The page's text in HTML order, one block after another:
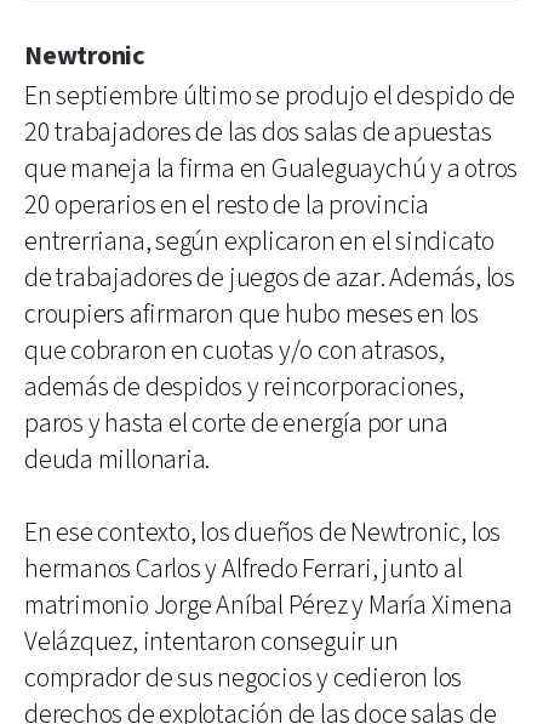
Newtronic
En septiembre último se produjo el despido de
20 trabajadores de las dos salas de apuestas
que maneja la firma en Gualeguaychú y a otros
20 operarios en el resto de la provincia
entrerriana, según explicaron en el sindicato
de trabajadores de juegos de azar. Además, los
croupiers afirmaron que hubo meses en los
que cobraron en cuotas y/o con atrasos,
además de despidos y reincorporaciones,
paros y hasta el corte de energía por una
deuda millonaria.
En ese contexto, los dueños de Newtronic, los
hermanos Carlos y Alfredo Ferrari, junto al
matrimonio Jorge Aníbal Pérez y María Ximena
Velázquez, intentaron conseguir un
comprador de sus negocios y cedieron los
derechos de explotación de las doce salas de